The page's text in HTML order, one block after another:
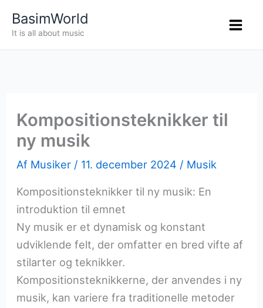
BasimWorld
It is all about music
Kompositionsteknikker til
ny musik
Af Musiker / 11. december 2024 / Musik
Kompositionsteknikker til ny musik: En
introduktion til emnet
Ny musik er et dynamisk og konstant
udviklende felt, der omfatter en bred vifte af
stilarter og teknikker.
Kompositionsteknikkerne, der anvendes i ny
musik, kan variere fra traditionelle metoder